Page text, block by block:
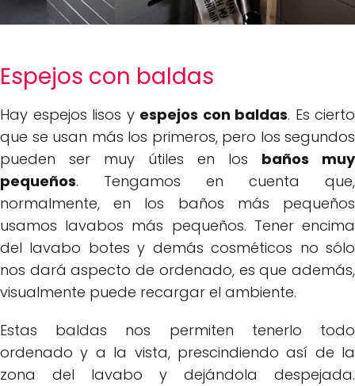
Espejos con baldas
Hay espejos lisos y espejos con baldas. Es cierto
que se usan más los primeros, pero los segundos
pueden ser muy útiles en los baños muy
pequeños. Tengamos en cuenta que,
normalmente, en los baños más pequeños
usamos lavabos más pequeños. Tener encima
del lavabo botes y demás cosméticos no sólo
nos dará aspecto de ordenado, es que además,
visualmente puede recargar el ambiente.
Estas baldas nos permiten tenerlo todo
ordenado y a la vista, prescindiendo así de la
zona del lavabo y dejándola despejada.